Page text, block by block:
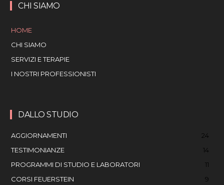
CHI SIAMO
HOME
CHI SIAMO
SERVIZI E TERAPIE
I NOSTRI PROFESSIONISTI
DALLO STUDIO
AGGIORNAMENTI
24
TESTIMONIANZE
14
PROGRAMMI DI STUDIO E LABORATORI
11
CORSI FEUERSTEIN
9